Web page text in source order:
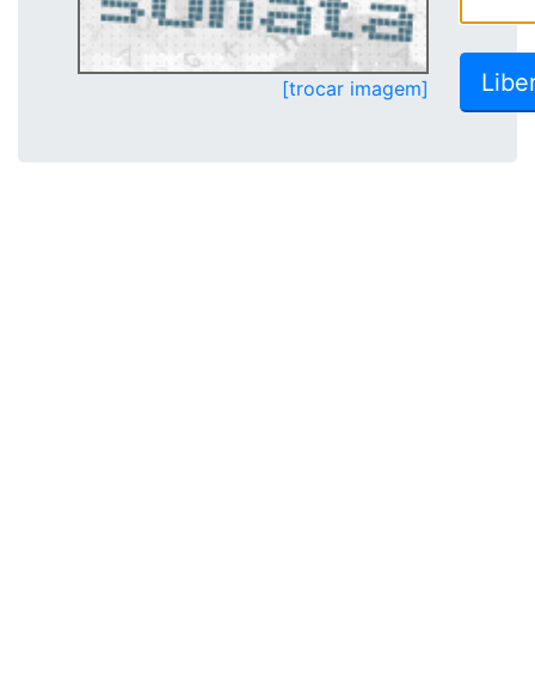
[trocar imagem]